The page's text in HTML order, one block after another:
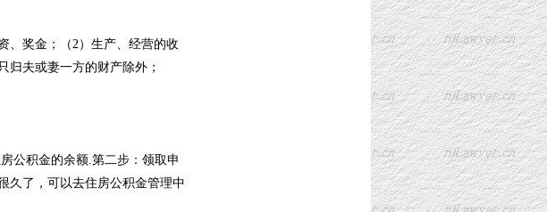
奖金；（2）生产、经营的收
归夫或妻一方的财产除外；
公积金的余额.第二步：领取申
久了，可以去住房公积金管理中